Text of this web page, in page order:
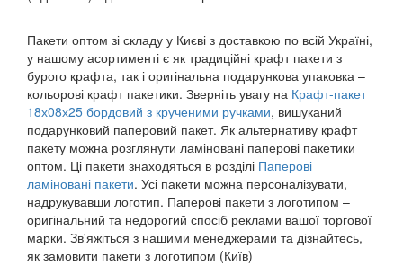
Пакети оптом зі складу у Києві з доставкою по всій Україні,
у нашому асортименті є як традиційні крафт пакети з
бурого крафта, так і оригінальна подарункова упаковка –
кольорові крафт пакетики. Зверніть увагу на Крафт-пакет
18х08х25 бордовий з крученими ручками, вишуканий
подарунковий паперовий пакет. Як альтернативу крафт
пакету можна розглянути ламіновані паперові пакетики
оптом. Ці пакети знаходяться в розділі Паперові
ламіновані пакети. Усі пакети можна персоналізувати,
надрукувавши логотип. Паперові пакети з логотипом –
оригінальний та недорогий спосіб реклами вашої торгової
марки. Зв'яжіться з нашими менеджерами та дізнайтесь,
як замовити пакети з логотипом (Київ)